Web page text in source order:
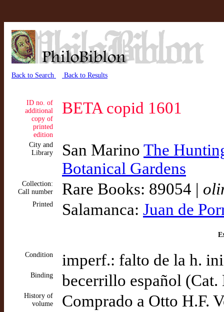
Back to Search Back to Results
ID no. of
additional
copy of
printed
edition
BETA copid 1601
City and
Library
San Marino The
Botanical Gardens
Collection:
Call number
Rare Books: 89054 |
Printed Salamanca: Juan de
Condition imperf.: falto de la h.
Binding becerrillo español
History of
volume
Comprado a Otto H.F.